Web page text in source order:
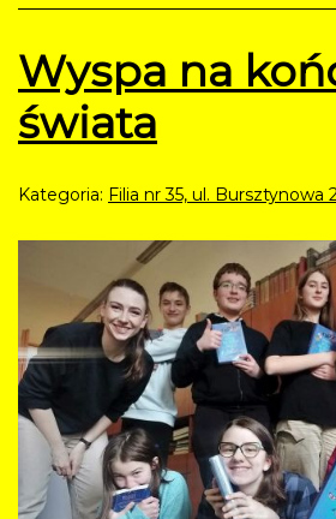
Wyspa na
świata
Kategoria: Filia nr 35, ul. Bursztynowa